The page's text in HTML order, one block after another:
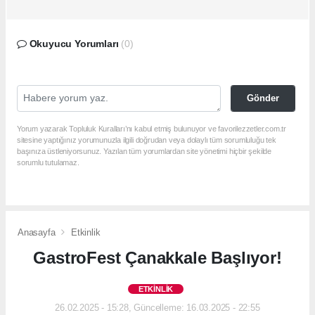
Okuyucu Yorumları (0)
Gönder
Yorum yazarak Topluluk Kuralları’nı kabul etmiş bulunuyor ve favorilezzetler.com.tr
sitesine yaptığınız yorumunuzla ilgili doğrudan veya dolaylı tüm sorumluluğu tek
başınıza üstleniyorsunuz. Yazılan tüm yorumlardan site yönetimi hiçbir şekilde
sorumlu tutulamaz.
Anasayfa Etkinlik
GastroFest Çanakkale Başlıyor!
ETKINLIK
26.02.2025 - 15:28, Güncelleme: 16.03.2025 - 22:55